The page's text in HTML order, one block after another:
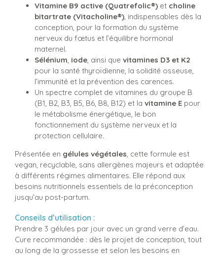
Vitamine B9 active (Quatrefolic®) et choline
bitartrate (Vitacholine®), indispensables dès la
conception, pour la formation du système
nerveux du fœtus et l’équilibre hormonal
maternel.
Sélénium, iode, ainsi que vitamines D3 et K2
pour la santé thyroïdienne, la solidité osseuse,
l’immunité et la prévention des carences.
Un spectre complet de vitamines du groupe B
(B1, B2, B3, B5, B6, B8, B12) et la vitamine E pour
le métabolisme énergétique, le bon
fonctionnement du système nerveux et la
protection cellulaire.
Présentée en gélules végétales, cette formule est
vegan, recyclable, sans allergènes majeurs et adaptée
à différents régimes alimentaires. Elle répond aux
besoins nutritionnels essentiels de la préconception
jusqu’au post-partum.
Conseils d’utilisation :
Prendre 3 gélules par jour avec un grand verre d’eau.
Cure recommandée : dès le projet de conception, tout
au long de la grossesse et selon les besoins en